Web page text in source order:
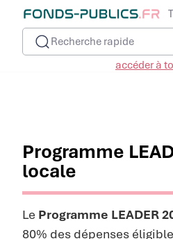
Recherche rapide
accéder à
Programme
locale
Le Programme LEADER
80% des dépenses